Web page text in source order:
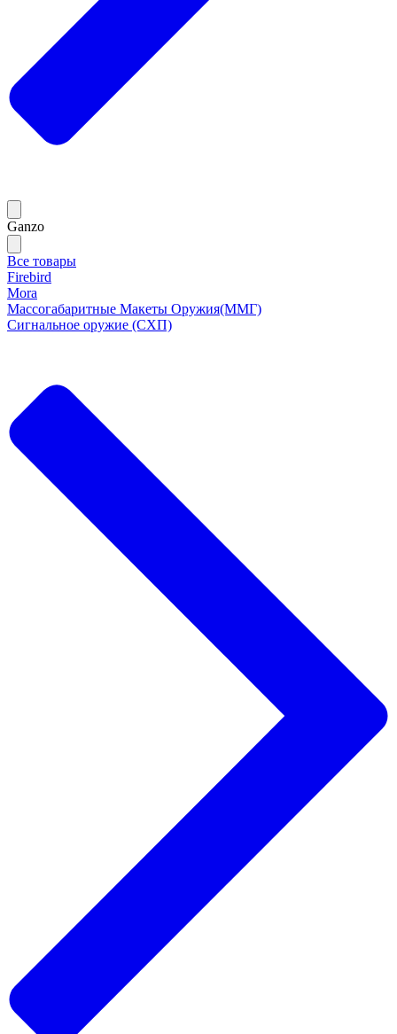
Ganzo
Все товары
Firebird
Mora
Массогабаритные Макеты Оружия(ММГ)
Сигнальное оружие (СХП)